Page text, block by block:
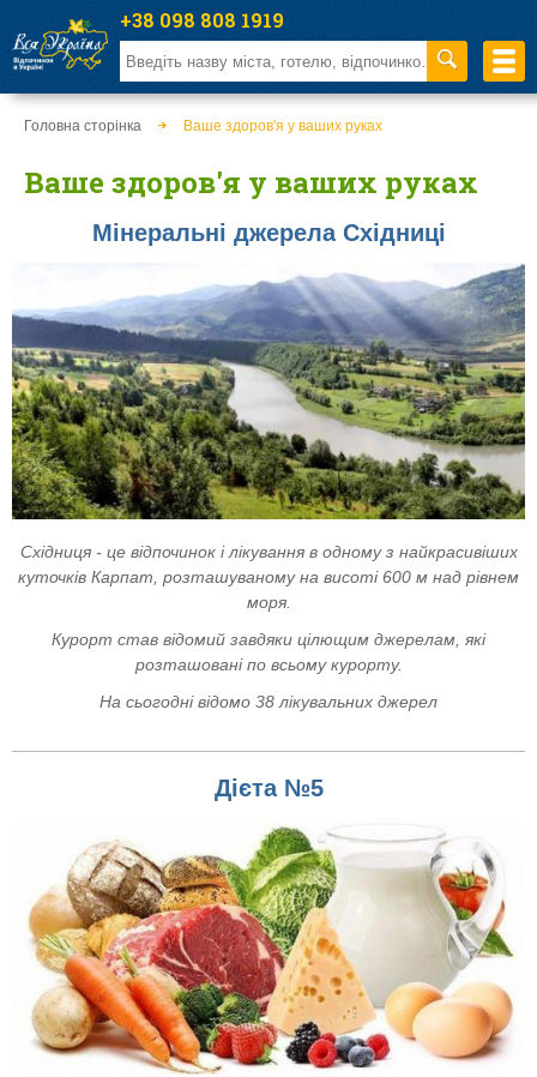
Головна сторінка Ваше здоров'я у ваших руках
Ваше здоров'я у ваших руках
Мінеральні джерела Східниці
Східниця - це відпочинок і лікування в одному з найкрасивіших
куточків Карпат, розташуваному на висоті 600 м над рівнем
моря.
Курорт став відомий завдяки цілющим джерелам, які
розташовані по всьому курорту.
На сьогодні відомо 38 лікувальних джерел
Дієта №5
+38 098 808 1919